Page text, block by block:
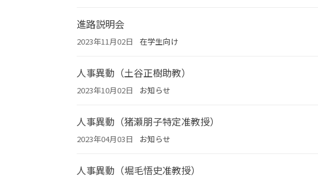
進路説明会
2023年11月02日 在学生向け
人事異動（土谷正樹助教）
2023年10月02日 お知らせ
人事異動（猪瀬朋子特定准教授）
2023年04月03日 お知らせ
人事異動（堀毛悟史准教授）